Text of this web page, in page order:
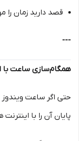
قصد دارید زمان را
---
همگام‌سازی ساعت با
حتی اگر ساعت ویندوز
پایان آن را با